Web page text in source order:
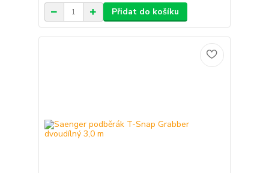
Přidat do košíku